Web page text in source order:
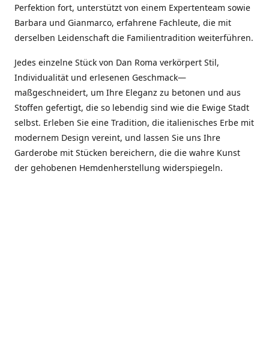
Perfektion fort, unterstützt von einem Expertenteam sowie
Barbara und Gianmarco, erfahrene Fachleute, die mit
derselben Leidenschaft die Familientradition weiterführen.
Jedes einzelne Stück von Dan Roma verkörpert Stil,
Individualität und erlesenen Geschmack—
maßgeschneidert, um Ihre Eleganz zu betonen und aus
Stoffen gefertigt, die so lebendig sind wie die Ewige Stadt
selbst. Erleben Sie eine Tradition, die italienisches Erbe mit
modernem Design vereint, und lassen Sie uns Ihre
Garderobe mit Stücken bereichern, die die wahre Kunst
der gehobenen Hemdenherstellung widerspiegeln.